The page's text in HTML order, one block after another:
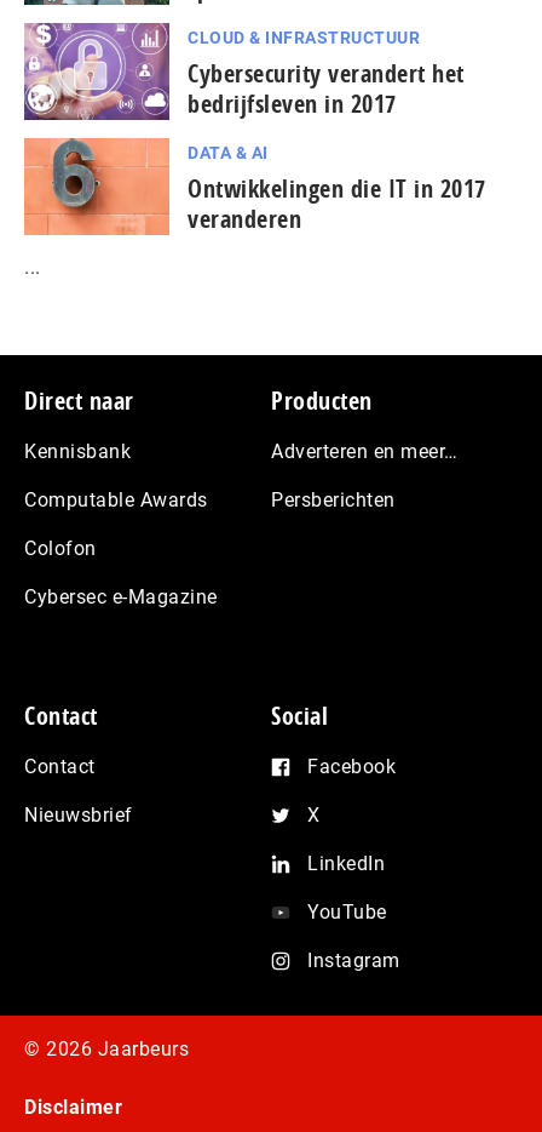
CLOUD & INFRASTRUCTUUR
Cybersecurity verandert het
bedrijfsleven in 2017
DATA & AI
Ontwikkelingen die IT in 2017
veranderen
...
Footer
Direct naar
Kennisbank
Computable Awards
Colofon
Cybersec e-Magazine
Producten
Adverteren en meer…
Persberichten
Contact
Contact
Nieuwsbrief
Social
Facebook
X
LinkedIn
YouTube
Instagram
© 2026 Jaarbeurs
Disclaimer